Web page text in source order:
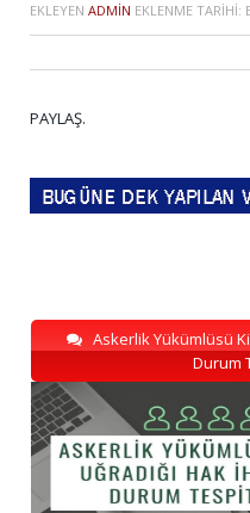
EKLEYEN ADMIN EKLENME TARIHI:
PAYLAŞ.
Askerlik Yükümlüsü
Durum